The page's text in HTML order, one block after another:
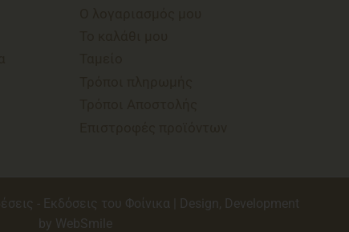
- Εκδόσεις του Φοίνικα | Design, Development
by WebSmile